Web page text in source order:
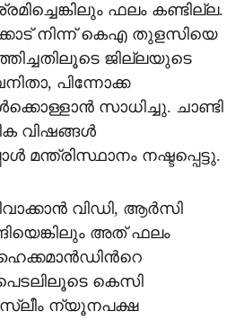
ഫലം കണ്ടില്ല.
നിന്ന് കെഎ തുളസിയെ
ജില്ലയുടെ
പിന്നോക്ക
സാധിച്ചു. ചാണ്ടി
വിഷങ്ങള്‍
മന്ത്രിസ്ഥാനം നഷ്ടപ്പെട്ടു.
വിഡി, ആര്‍സി
അത് ഫലം
കെസി
ന്യൂനപക്ഷ